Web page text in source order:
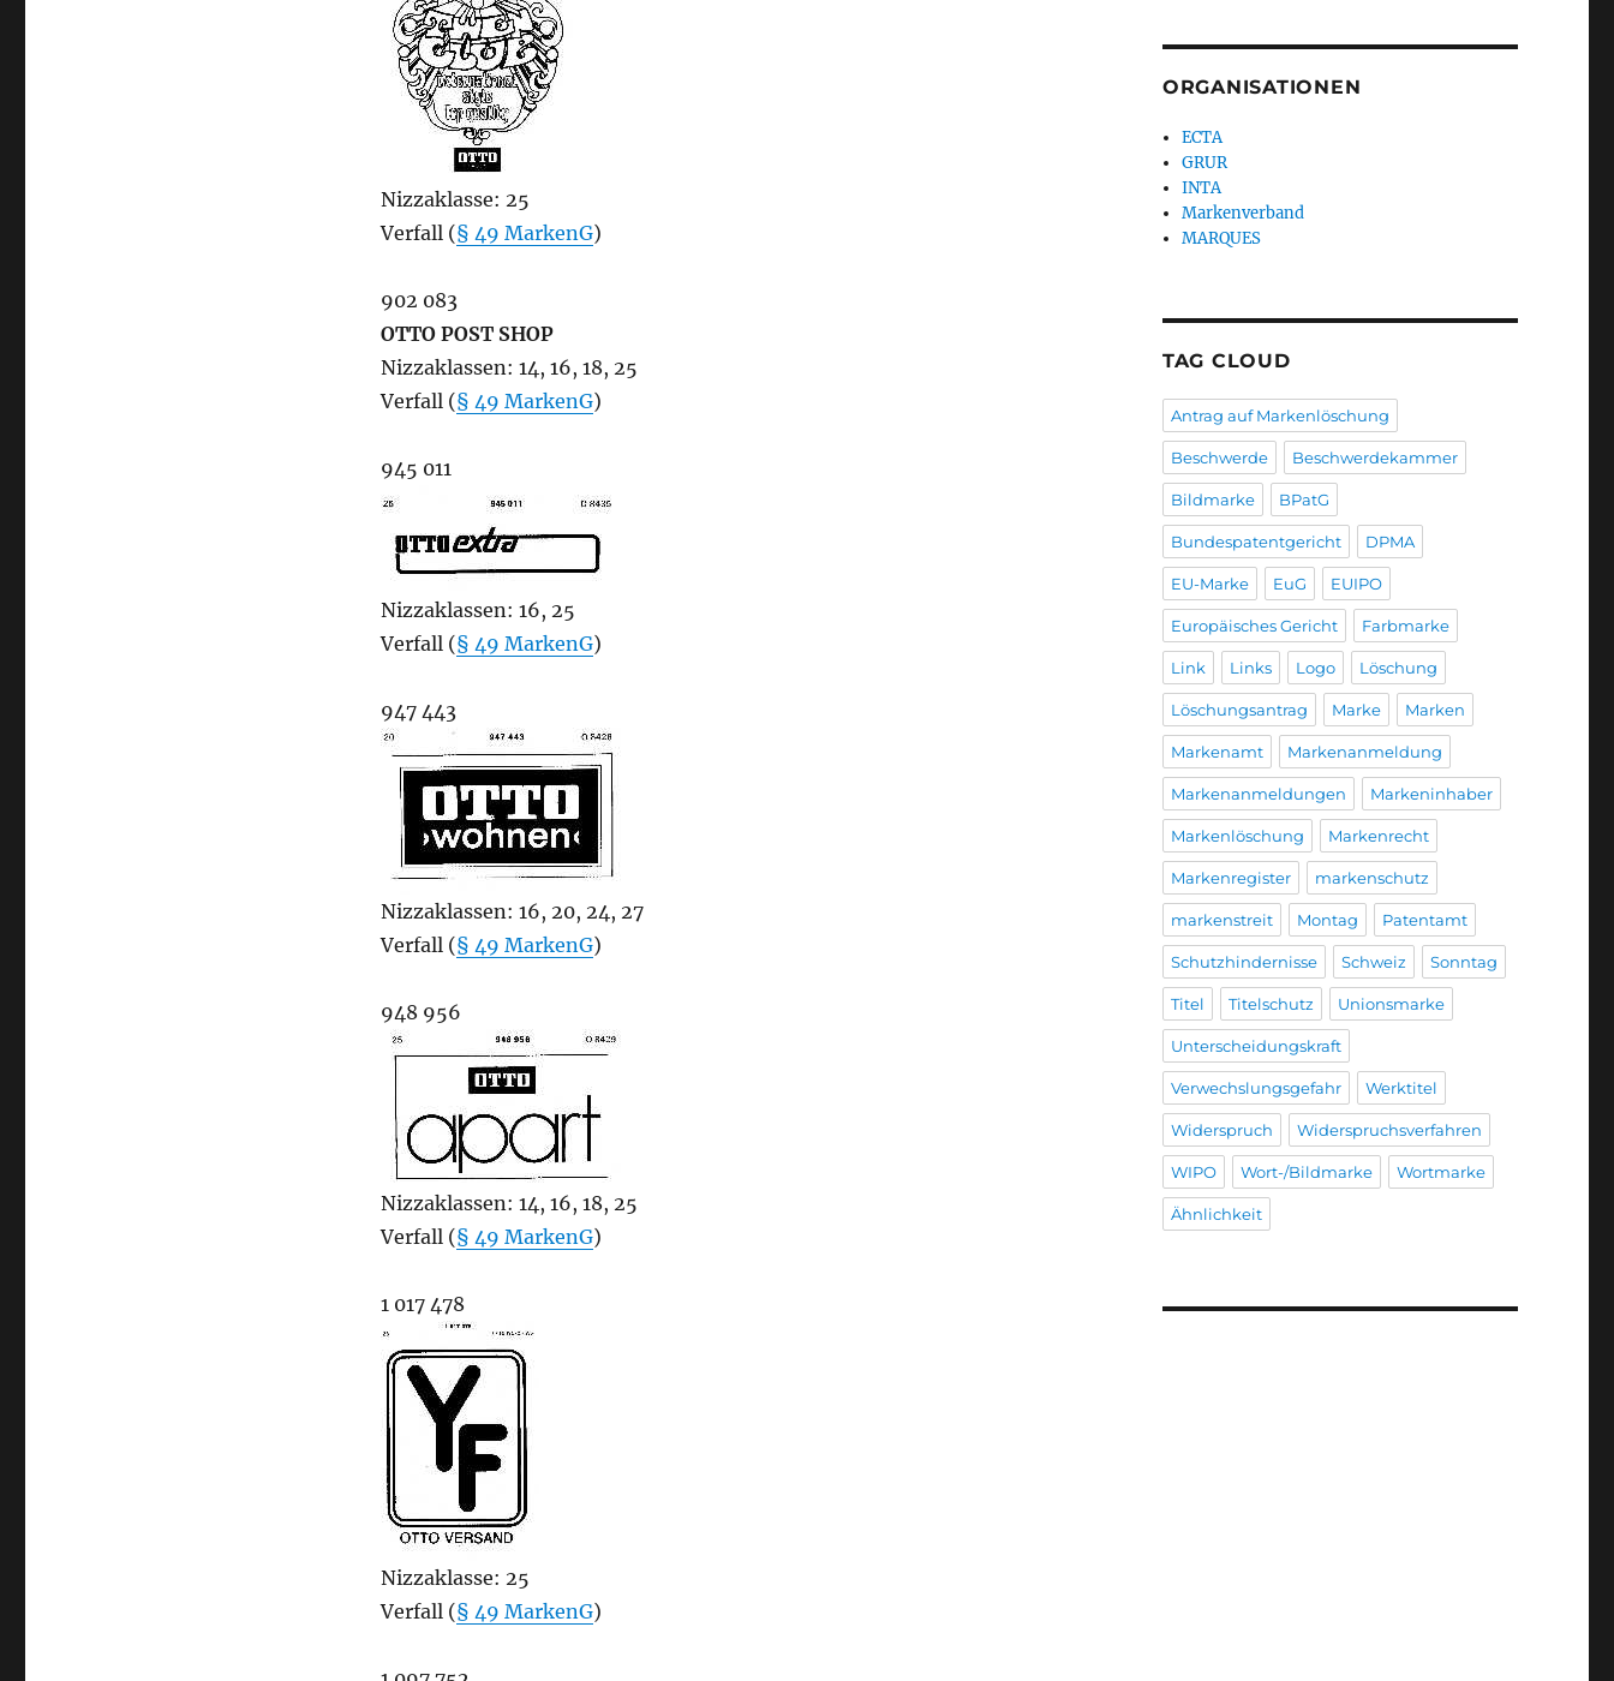
Nizzaklasse: 25
Verfall (§ 49 MarkenG)
902 083
OTTO POST SHOP
Nizzaklassen: 14, 16, 18, 25
Verfall (§ 49 MarkenG)
945 011
Nizzaklassen: 16, 25
Verfall (§ 49 MarkenG)
947 443
Nizzaklassen: 16, 20, 24, 27
Verfall (§ 49 MarkenG)
948 956
Nizzaklassen: 14, 16, 18, 25
Verfall (§ 49 MarkenG)
1 017 478
Nizzaklasse: 25
Verfall (§ 49 MarkenG)
ORGANISATIONEN
ECTA
GRUR
INTA
Markenverband
MARQUES
TAG CLOUD
Antrag auf Markenlöschung
Beschwerde Beschwerdekammer
Bildmarke BPatG
Bundespatentgericht DPMA
EU-Marke EuG EUIPO
Europäisches Gericht Farbmarke
Link Links Logo Löschung
Löschungsantrag Marke Marken
Markenamt Markenanmeldung
Markenanmeldungen Markeninhaber
Markenlöschung Markenrecht
Markenregister markenschutz
markenstreit Montag Patentamt
Schutzhindernisse Schweiz Sonntag
Titel Titelschutz Unionsmarke
Unterscheidungskraft
Verwechslungsgefahr Werktitel
Widerspruch Widerspruchsverfahren
WIPO Wort-/Bildmarke Wortmarke
Ähnlichkeit